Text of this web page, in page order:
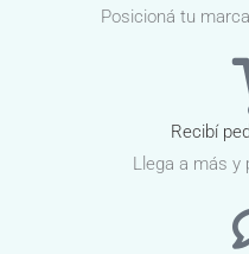
Posicioná tu
Recibí
Llega a más y